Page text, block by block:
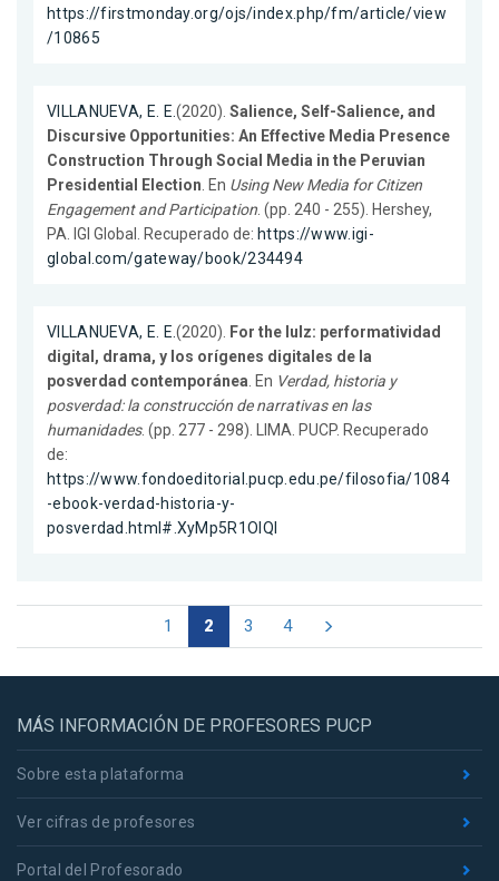
https://firstmonday.org/ojs/index.php/fm/article/view
/10865
VILLANUEVA, E. E.(2020).Salience, Self-Salience, and
Discursive Opportunities: An Effective Media Presence
Construction Through Social Media in the Peruvian
Presidential Election. En Using New Media for Citizen
Engagement and Participation. (pp. 240 - 255). Hershey,
PA. IGI Global. Recuperado de: https://www.igi-
global.com/gateway/book/234494
VILLANUEVA, E. E.(2020). For the lulz: performatividad
digital, drama, y los orígenes digitales de la
posverdad contemporánea. En Verdad, historia y
posverdad: la construcción de narrativas en las
humanidades. (pp. 277 - 298). LIMA. PUCP. Recuperado
de:
https://www.fondoeditorial.pucp.edu.pe/filosofia/1084
-ebook-verdad-historia-y-
posverdad.html#.XyMp5R1OlQI
1 2 3 4
MÁS INFORMACIÓN DE PROFESORES PUCP
Sobre esta plataforma
Ver cifras de profesores
Portal del Profesorado